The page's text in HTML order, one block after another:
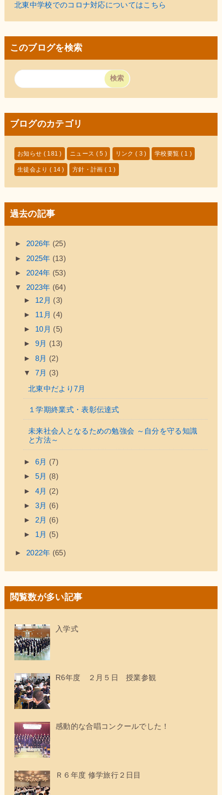
北東中学校でのコロナ対応についてはこちら
このブログを検索
ブログのカテゴリ
お知らせ ( 181 ) ニュース ( 5 ) リンク ( 3 ) 学校要覧 ( 1 )
生徒会より ( 14 ) 方針・計画( 1 )
過去の記事
► 2026年 (25)
► 2025年 (13)
► 2024年 (53)
▼ 2023年 (64)
► 12月 (3)
► 11月 (4)
► 10月 (5)
► 9月 (13)
► 8月 (2)
▼ 7月 (3)
北東中だより7月
１学期終業式・表彰伝達式
未来社会人となるための勉強会 ～自分を守る知識
と方法～
► 6月 (7)
► 5月 (8)
► 4月 (2)
► 3月 (6)
► 2月 (6)
► 1月 (5)
► 2022年 (65)
閲覧数が多い記事
入学式
R6年度 ２月５日 授業参観
感動的な合唱コンクールでした！
Ｒ６年度 修学旅行２日目